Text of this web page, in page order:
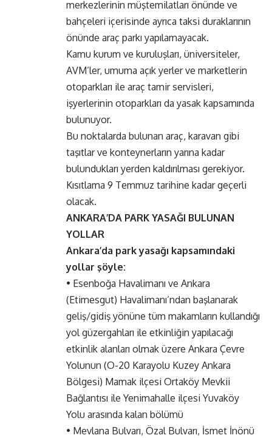
merkezlerinin müştemilatları önünde ve
bahçeleri içerisinde ayrıca taksi duraklarının
önünde araç parkı yapılamayacak.
Kamu kurum ve kuruluşları, üniversiteler,
AVM’ler, umuma açık yerler ve marketlerin
otoparkları ile araç tamir servisleri,
işyerlerinin otoparkları da yasak kapsamında
bulunuyor.
Bu noktalarda bulunan araç, karavan gibi
taşıtlar ve konteynerların yarına kadar
bulundukları yerden kaldırılması gerekiyor.
Kısıtlama 9 Temmuz tarihine kadar geçerli
olacak.
ANKARA’DA PARK YASAĞI BULUNAN
YOLLAR
Ankara’da park yasağı kapsamındaki
yollar şöyle:
• Esenboğa Havalimanı ve Ankara
(Etimesgut) Havalimanı’ndan başlanarak
geliş/gidiş yönüne tüm makamların kullandığı
yol güzergahları ile etkinliğin yapılacağı
etkinlik alanları olmak üzere Ankara Çevre
Yolunun (O-20 Karayolu Kuzey Ankara
Bölgesi) Mamak ilçesi Ortaköy Mevkii
Bağlantısı ile Yenimahalle ilçesi Yuvaköy
Yolu arasında kalan bölümü
• Mevlana Bulvarı, Özal Bulvarı, İsmet İnönü